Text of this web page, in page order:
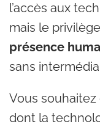
l’accès aux
mais le
présence
sans
Vous
dont la